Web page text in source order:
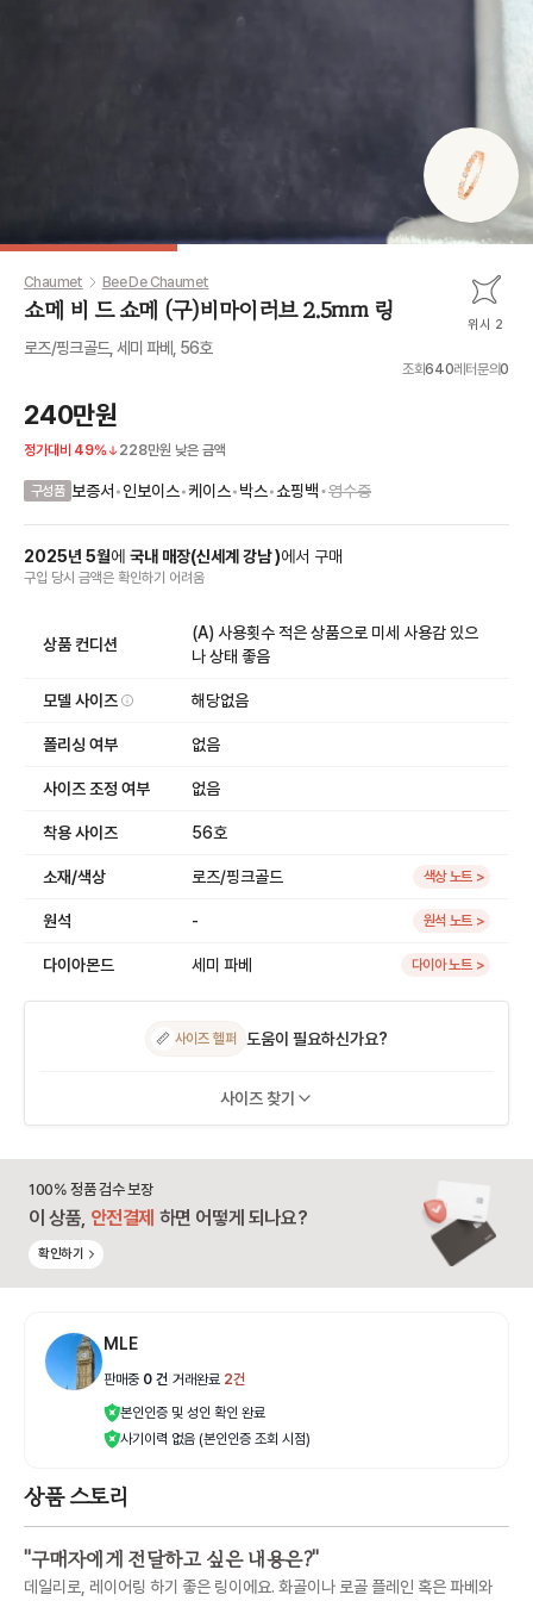
Chaumet Bee De Chaumet
쇼메 비 드 쇼메 (구)비마이러브 2.5mm 링 위시 2
로즈/핑크골드, 세미 파베, 56호
조회640레터문의0
240만원
정가대비 49% 228만원 낮은 금액
구성품 보증서 •인보이스•케이스•박스•쇼핑백•영수증
2025년 5월에 국내 매장(신세계 강남)에서 구매
구입 당시 금액은 확인하기 어려움
상품 컨디션
(A) 사용횟수 적은 상품으로 미세 사용감 있으
나 상태 좋음
모델 사이즈 해당없음
폴리싱 여부 없음
사이즈 조정 여부 없음
착용 사이즈 56호
소재/색상 로즈/핑크골드 색상 노트 >
원석 - 원석 노트 >
다이아몬드 세미 파베 다이아 노트 >
📏 사이즈 헬퍼 도움이 필요하신가요?
사이즈 찾기
100% 정품 검수 보장
이 상품, 안전결제 하면 어떻게 되나요?
확인하기
MLE
판매중 0 건 거래완료 2건
본인인증 및 성인 확인 완료
사기이력 없음 (본인인증 조회 시점)
상품 스토리
"구매자에게 전달하고 싶은 내용은?"
데일리로, 레이어링 하기 좋은 링이에요. 화골이나 로골 플레인 혹은 파베와